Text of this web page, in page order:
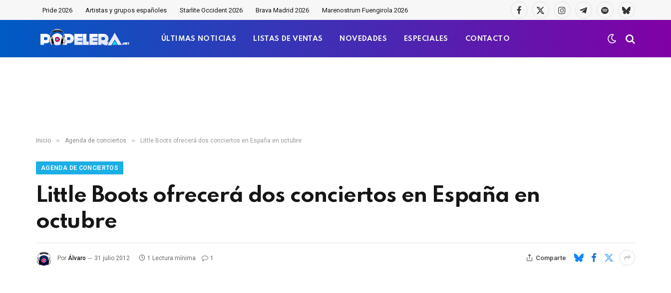
Pride 2026 Artistas y grupos españoles Starlite Occident 2026 Brava Madrid 2026 Marenostrum Fuengirola 2026
Facebook
X
InstagramTelegramaSpotifyBluesky
ÚLTIMAS NOTICIAS LISTAS DE VENTAS NOVEDADES ESPECIALES CONTACTO
Inicio » Agenda de conciertos » Little Boots ofrecerá dos conciertos en España en octubre
AGENDA DE CONCIERTOS
Little Boots ofrecerá dos conciertos en España en
octubre
Por Álvaro 31 julio 2012 1 Lectura mínima 1 Comparte